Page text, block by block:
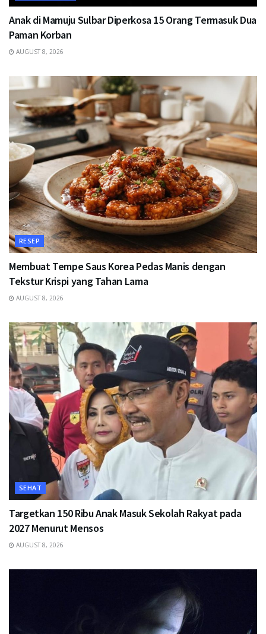
Anak di Mamuju Sulbar Diperkosa 15 Orang Termasuk Dua
Paman Korban
AUGUST 8, 2026
RESEP
Membuat Tempe Saus Korea Pedas Manis dengan
Tekstur Krispi yang Tahan Lama
AUGUST 8, 2026
SEHAT
Targetkan 150 Ribu Anak Masuk Sekolah Rakyat pada
2027 Menurut Mensos
AUGUST 8, 2026